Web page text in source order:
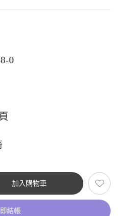
0
加入購物車
結帳